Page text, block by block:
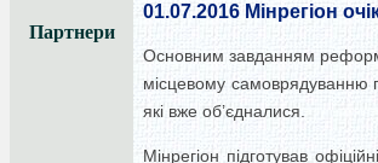
Партнери
01.07.2016 Мінрегіон
Основним завданням
місцевому самоврядуванню
які вже об’єдналися.
Мінрегіон підготував